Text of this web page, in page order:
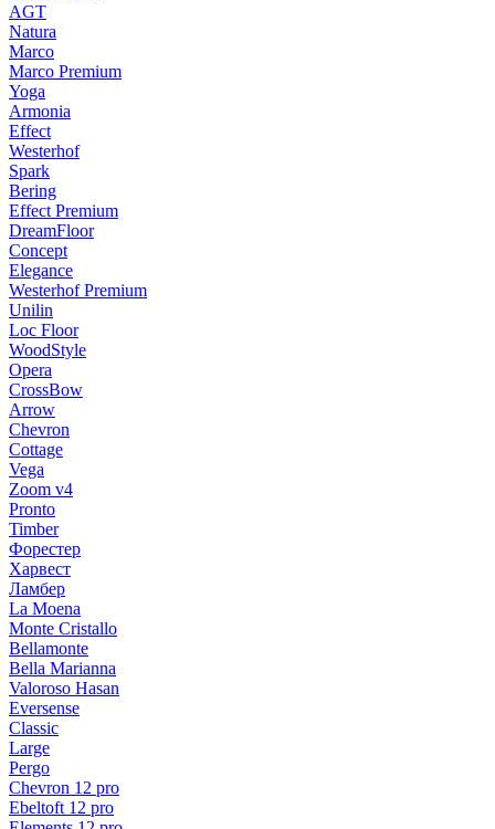
AGT
Natura
Marco
Marco Premium
Yoga
Armonia
Effect
Westerhof
Spark
Bering
Effect Premium
DreamFloor
Concept
Elegance
Westerhof Premium
Unilin
Loc Floor
WoodStyle
Opera
CrossBow
Arrow
Chevron
Cottage
Vega
Zoom v4
Pronto
Timber
Форестер
Харвест
Ламбер
La Moena
Monte Cristallo
Bellamonte
Bella Marianna
Valoroso Hasan
Eversense
Classic
Large
Pergo
Chevron 12 pro
Ebeltoft 12 pro